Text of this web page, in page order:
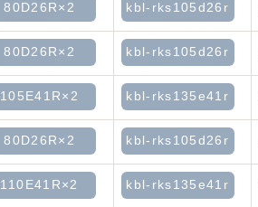
80D26R×2 kbl-rks105d26r
80D26R×2 kbl-rks105d26r
105E41R×2 kbl-rks135e41r
80D26R×2 kbl-rks105d26r
110E41R×2 kbl-rks135e41r